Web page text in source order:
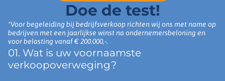
Doe de test!
*Voor begeleiding bij bedrijfsverkoop richten wij ons met name op
bedrijven met een jaarlijkse winst na ondernemersbeloning en
voor belasting vanaf € 200.000,-.
01. Wat is uw voornaamste
verkoopoverweging?